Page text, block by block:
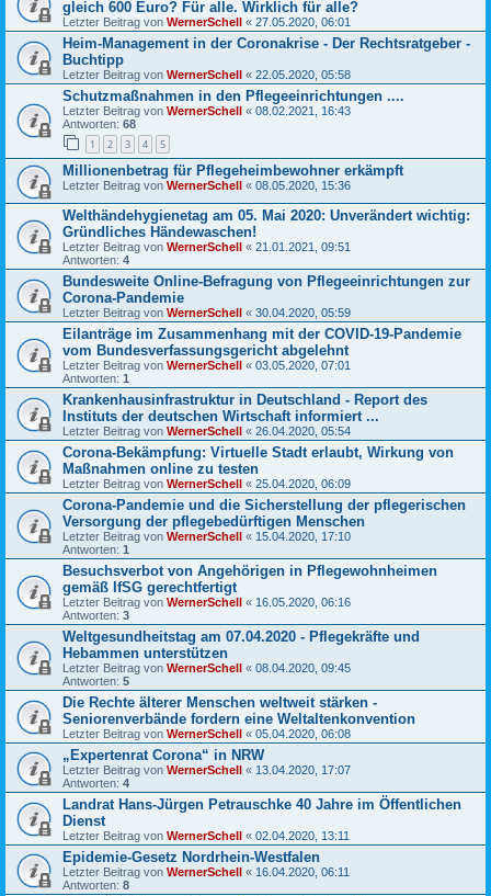
gleich 600 Euro? Für alle. Wirklich für alle?
Letzter Beitrag von WernerSchell « 27.05.2020, 06:01
Heim-Management in der Coronakrise - Der Rechtsratgeber -
Buchtipp
Letzter Beitrag von WernerSchell « 22.05.2020, 05:58
Schutzmaßnahmen in den Pflegeeinrichtungen ....
Letzter Beitrag von WernerSchell « 08.02.2021, 16:43
Antworten: 68
1 2 3 4 5
Millionenbetrag für Pflegeheimbewohner erkämpft
Letzter Beitrag von WernerSchell « 08.05.2020, 15:36
Welthändehygienetag am 05. Mai 2020: Unverändert wichtig:
Gründliches Händewaschen!
Letzter Beitrag von WernerSchell « 21.01.2021, 09:51
Antworten: 4
Bundesweite Online-Befragung von Pflegeeinrichtungen zur
Corona-Pandemie
Letzter Beitrag von WernerSchell « 30.04.2020, 05:59
Eilanträge im Zusammenhang mit der COVID-19-Pandemie
vom Bundesverfassungsgericht abgelehnt
Letzter Beitrag von WernerSchell « 03.05.2020, 07:01
Antworten: 1
Krankenhausinfrastruktur in Deutschland - Report des
Instituts der deutschen Wirtschaft informiert ...
Letzter Beitrag von WernerSchell « 26.04.2020, 05:54
Corona-Bekämpfung: Virtuelle Stadt erlaubt, Wirkung von
Maßnahmen online zu testen
Letzter Beitrag von WernerSchell « 25.04.2020, 06:09
Corona-Pandemie und die Sicherstellung der pflegerischen
Versorgung der pflegebedürftigen Menschen
Letzter Beitrag von WernerSchell « 15.04.2020, 17:10
Antworten: 1
Besuchsverbot von Angehörigen in Pflegewohnheimen
gemäß IfSG gerechtfertigt
Letzter Beitrag von WernerSchell « 16.05.2020, 06:16
Antworten: 3
Weltgesundheitstag am 07.04.2020 - Pflegekräfte und
Hebammen unterstützen
Letzter Beitrag von WernerSchell « 08.04.2020, 09:45
Antworten: 5
Die Rechte älterer Menschen weltweit stärken -
Seniorenverbände fordern eine Weltaltenkonvention
Letzter Beitrag von WernerSchell « 05.04.2020, 06:08
„Expertenrat Corona“ in NRW
Letzter Beitrag von WernerSchell « 13.04.2020, 17:07
Antworten: 4
Landrat Hans-Jürgen Petrauschke 40 Jahre im Öffentlichen
Dienst
Letzter Beitrag von WernerSchell « 02.04.2020, 13:11
Epidemie-Gesetz Nordrhein-Westfalen
Letzter Beitrag von WernerSchell « 16.04.2020, 06:11
Antworten: 8